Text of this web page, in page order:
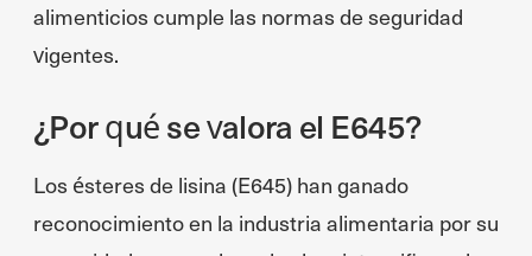
alimenticios cumple las normas de seguridad
vigentes.
¿Por qué se valora el E645?
Los ésteres de lisina (E645) han ganado
reconocimiento en la industria alimentaria por su